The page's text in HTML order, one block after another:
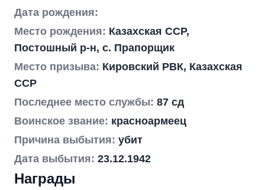
Дата рождения:
Место рождения: Казахская ССР,
Постошный р-н, с. Прапорщик
Место призыва: Кировский РВК, Казахская
ССР
Последнее место службы: 87 сд
Воинское звание: красноармеец
Причина выбытия: убит
Дата выбытия: 23.12.1942
Награды